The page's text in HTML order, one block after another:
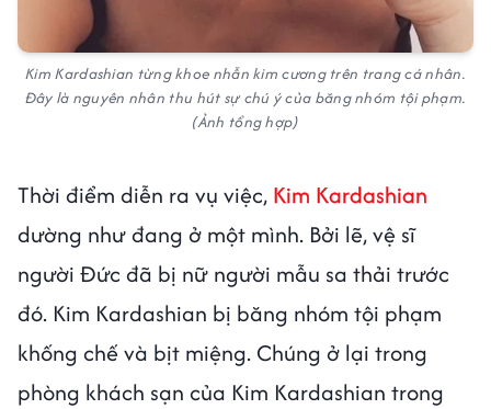
Kim Kardashian từng khoe nhẫn kim cương trên trang cá nhân.
Đây là nguyên nhân thu hút sự chú ý của băng nhóm tội phạm.
(Ảnh tổng hợp)
Thời điểm diễn ra vụ việc, Kim Kardashian
dường như đang ở một mình. Bởi lẽ, vệ sĩ
người Đức đã bị nữ người mẫu sa thải trước
đó. Kim Kardashian bị băng nhóm tội phạm
khống chế và bịt miệng. Chúng ở lại trong
phòng khách sạn của Kim Kardashian trong